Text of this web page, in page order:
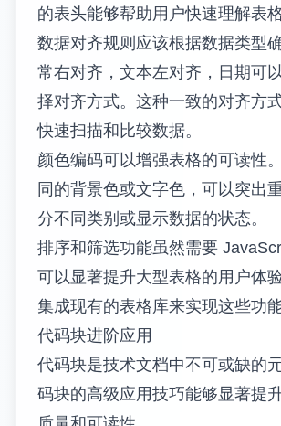
响应式表格设计
在移动设备普及的今天，响应式
越来越重要。传统的表格在小屏
阅读，需要特殊的处理方式。
水平滚动是最简单的解决方案。
装在一个可滚动的容器中，用户
上水平滚动查看完整的表格内容
<table>
<!-- 表格内容 -->
</div>
堆叠布局是另一种常见的响应式